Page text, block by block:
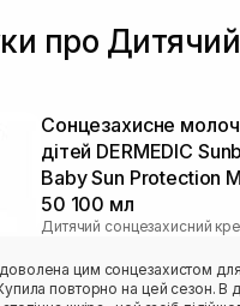
про
Сонцезахисне
дітей DERMEDIC
Baby Sun Protection
50 100 мл
Дитячий сонцезахисний
цим сонцезахистом для
повторно на цей сезон. В